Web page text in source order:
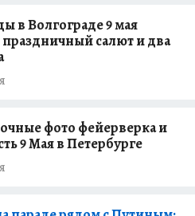
в Волгограде 9 мая
салют и два
фото фейерверка и
9 Мая в Петербурге